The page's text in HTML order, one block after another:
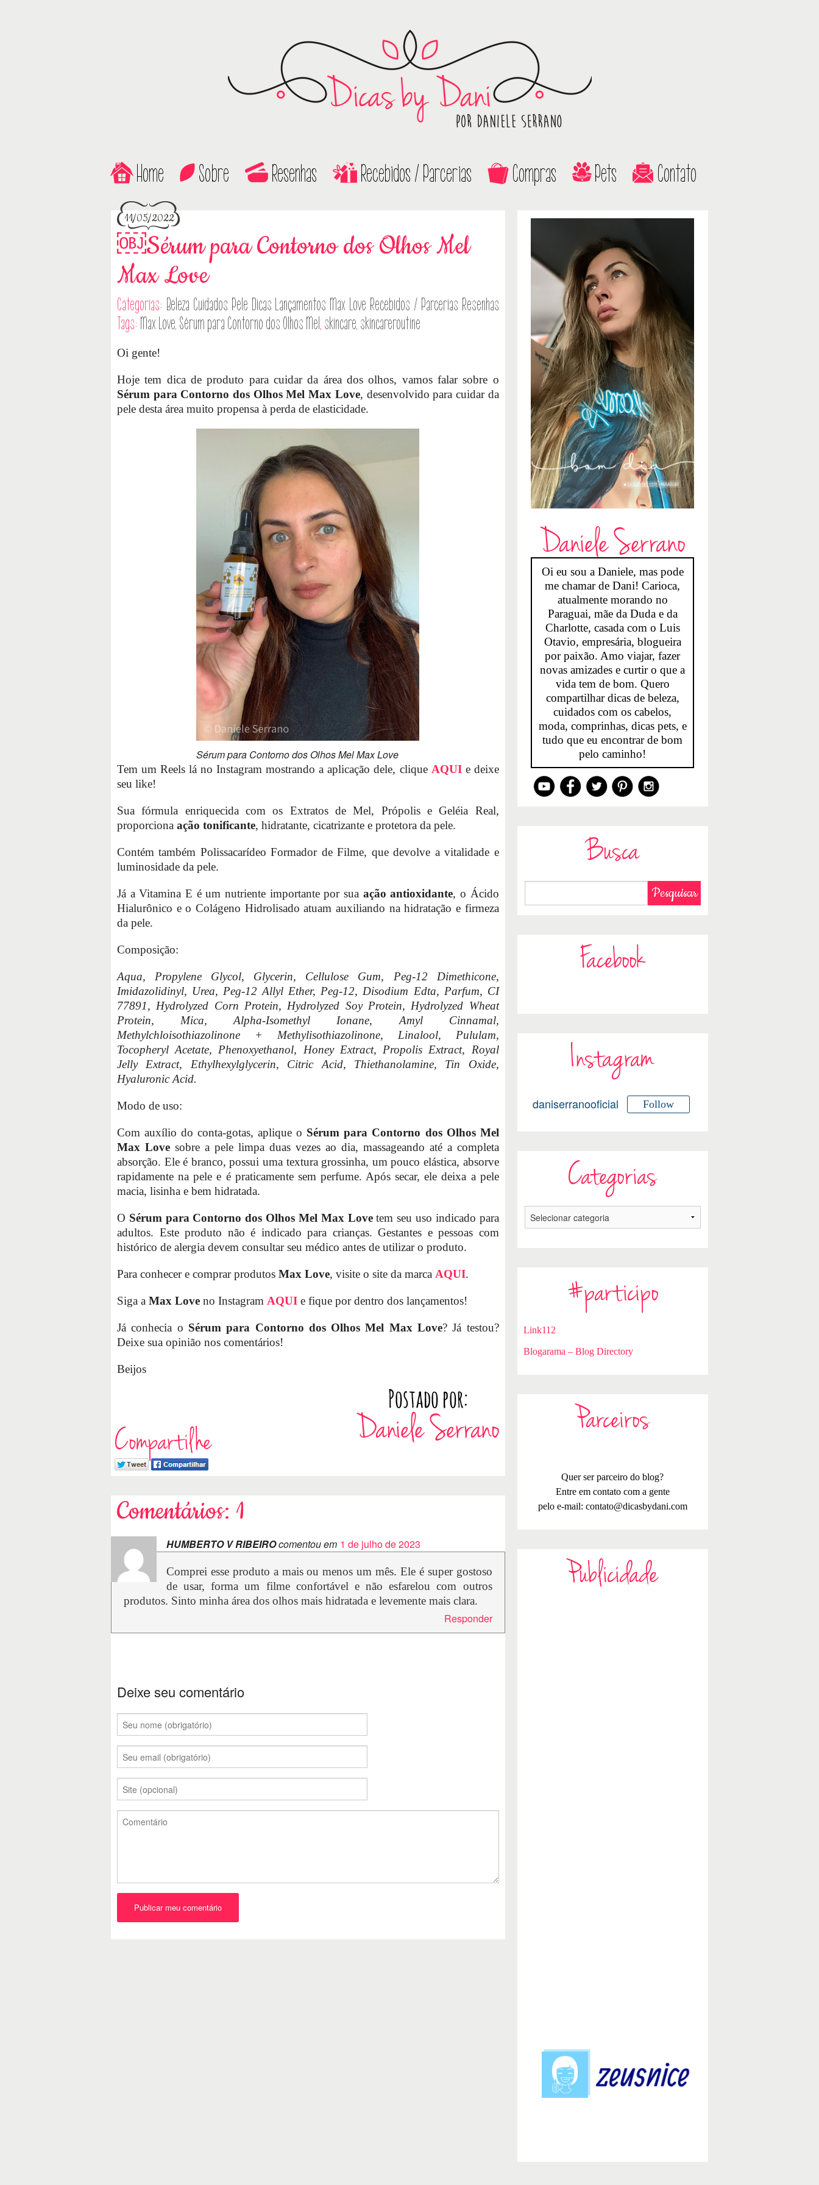
Home Sobre Resenhas Recebidos / Parcerias Compras Pets Contato
11/05/2022
￼Sérum para Contorno dos Olhos Mel
Max Love
Categorias: Beleza Cuidados Pele Dicas Lançamentos Max Love Recebidos / Parcerias Resenhas
Tags: Max Love, Sérum para Contorno dos Olhos Mel, skincare, skincareroutine
Oi gente!
Hoje tem dica de produto para cuidar da área dos olhos, vamos falar sobre o
Sérum para Contorno dos Olhos Mel Max Love, desenvolvido para cuidar da
pele desta área muito propensa à perda de elasticidade.
Sérum para Contorno dos Olhos Mel Max Love
Tem um Reels lá no Instagram mostrando a aplicação dele, clique AQUIe deixe
seu like!
Sua fórmula enriquecida com os Extratos de Mel, Própolis e Geléia Real,
proporciona ação tonificante, hidratante, cicatrizante e protetora da pele.
Contém também Polissacarídeo Formador de Filme, que devolve a vitalidade e
luminosidade da pele.
Já a Vitamina E é um nutriente importante por sua ação antioxidante, o Ácido
Hialurônico e o Colágeno Hidrolisado atuam auxiliando na hidratação e firmeza
da pele.
Composição:
Aqua, Propylene Glycol, Glycerin, Cellulose Gum, Peg-12 Dimethicone,
Imidazolidinyl, Urea, Peg-12 Allyl Ether, Peg-12, Disodium Edta, Parfum, CI
77891, Hydrolyzed Corn Protein, Hydrolyzed Soy Protein, Hydrolyzed Wheat
Protein, Mica, Alpha-Isomethyl Ionane, Amyl Cinnamal,
Methylchloisothiazolinone + Methylisothiazolinone, Linalool, Pululam,
Tocopheryl Acetate, Phenoxyethanol, Honey Extract, Propolis Extract, Royal
Jelly Extract, Ethylhexylglycerin, Citric Acid, Thiethanolamine, Tin Oxide,
Hyaluronic Acid.
Modo de uso:
Com auxílio do conta-gotas, aplique o Sérum para Contorno dos Olhos Mel
Max Lovesobre a pele limpa duas vezes ao dia, massageando até a completa
absorção. Ele é branco, possui uma textura grossinha, um pouco elástica, absorve
rapidamente na pele e é praticamente sem perfume. Após secar, ele deixa a pele
macia, lisinha e bem hidratada.
O Sérum para Contorno dos Olhos Mel Max Lovetem seu uso indicado para
adultos. Este produto não é indicado para crianças. Gestantes e pessoas com
histórico de alergia devem consultar seu médico antes de utilizar o produto.
Para conhecer e comprar produtos Max Love, visite o site da marca AQUI.
Siga a Max Love no Instagram AQUI e fique por dentro dos lançamentos!
Já conhecia o Sérum para Contorno dos Olhos Mel Max Love? Já testou?
Deixe sua opinião nos comentários!
Beijos
Compartilhe
Comentários: 1
HUMBERTO V RIBEIROcomentou em 1 de julho de 2023
Comprei esse produto a mais ou menos um mês. Ele é super gostoso
de usar, forma um filme confortável e não esfarelou com outros
produtos. Sinto minha área dos olhos mais hidratada e levemente mais clara.
Responder
Deixe seu comentário
Daniele Serrano
Oi eu sou a Daniele, mas pode
me chamar de Dani! Carioca,
atualmente morando no
Paraguai, mãe da Duda e da
Charlotte, casada com o Luis
Otavio, empresária, blogueira
por paixão. Amo viajar, fazer
novas amizades e curtir o que a
vida tem de bom. Quero
compartilhar dicas de beleza,
cuidados com os cabelos,
moda, comprinhas, dicas pets, e
tudo que eu encontrar de bom
pelo caminho!
Busca
Facebook
Instagram
daniserranooficial Follow
Categorias
#participo
Link112
Blogarama – Blog Directory
Parceiros
Quer ser parceiro do blog?
Entre em contato com a gente
pelo e-mail: contato@dicasbydani.com
Publicidade